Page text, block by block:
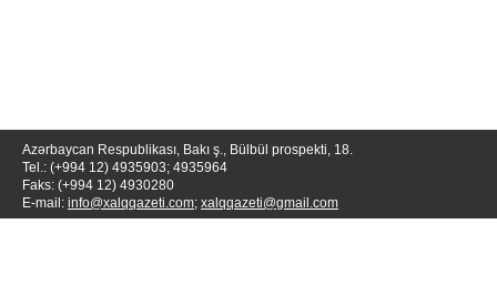
Azərbaycan Respublikası, Bakı ş., Bülbül prospekti, 18.
Tel.: (+994 12) 4935903; 4935964
Faks: (+994 12) 4930280
E-mail: info@xalqqazeti.com; xalqqazeti@gmail.com